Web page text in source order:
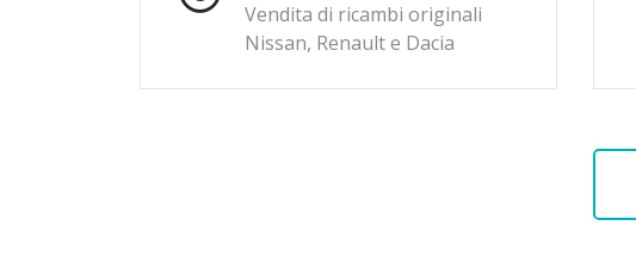
Vendita di ricambi originali
Nissan, Renault e Dacia